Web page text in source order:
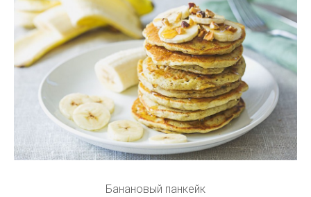
Банановый панкейк